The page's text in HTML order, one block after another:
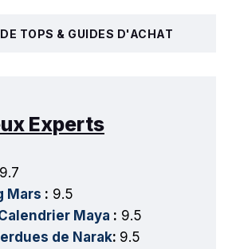
TOPS & GUIDES D'ACHAT
Experts
9.7
Mars : 9.5
Maya : 9.5
de Narak: 9.5